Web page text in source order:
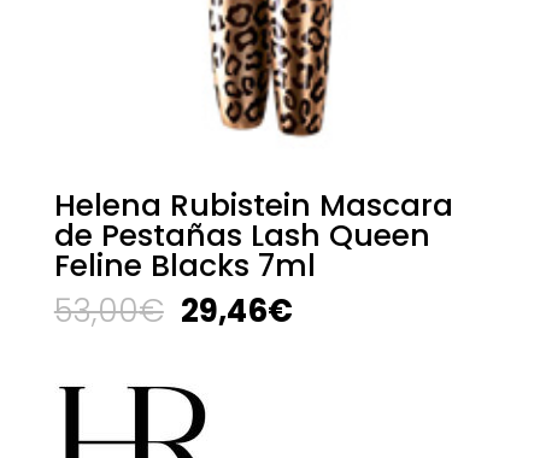
Helena Rubistein Mascara
de Pestañas Lash Queen
Feline Blacks 7ml
53,00€ El
precio
era:
53,00€.
29,46€El